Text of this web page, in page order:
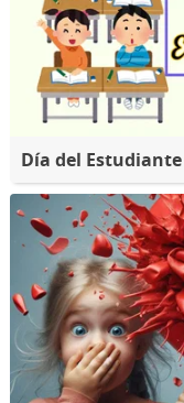
Día del Estudiante